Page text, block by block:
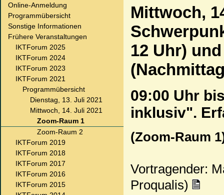
Online-Anmeldung
Programmübersicht
Sonstige Informationen
Frühere Veranstaltungen
IKTForum 2025
IKTForum 2024
IKTForum 2023
IKTForum 2021
Programmübersicht
Dienstag, 13. Juli 2021
Mittwoch, 14. Juli 2021
Zoom-Raum 1
Zoom-Raum 2
IKTForum 2019
IKTForum 2018
IKTForum 2017
IKTForum 2016
IKTForum 2015
Mittwoch,
12 Uhr)
09:00 Uhr
inklusiv".
(Zoom-Raum
Vortragender:
Proqualis)